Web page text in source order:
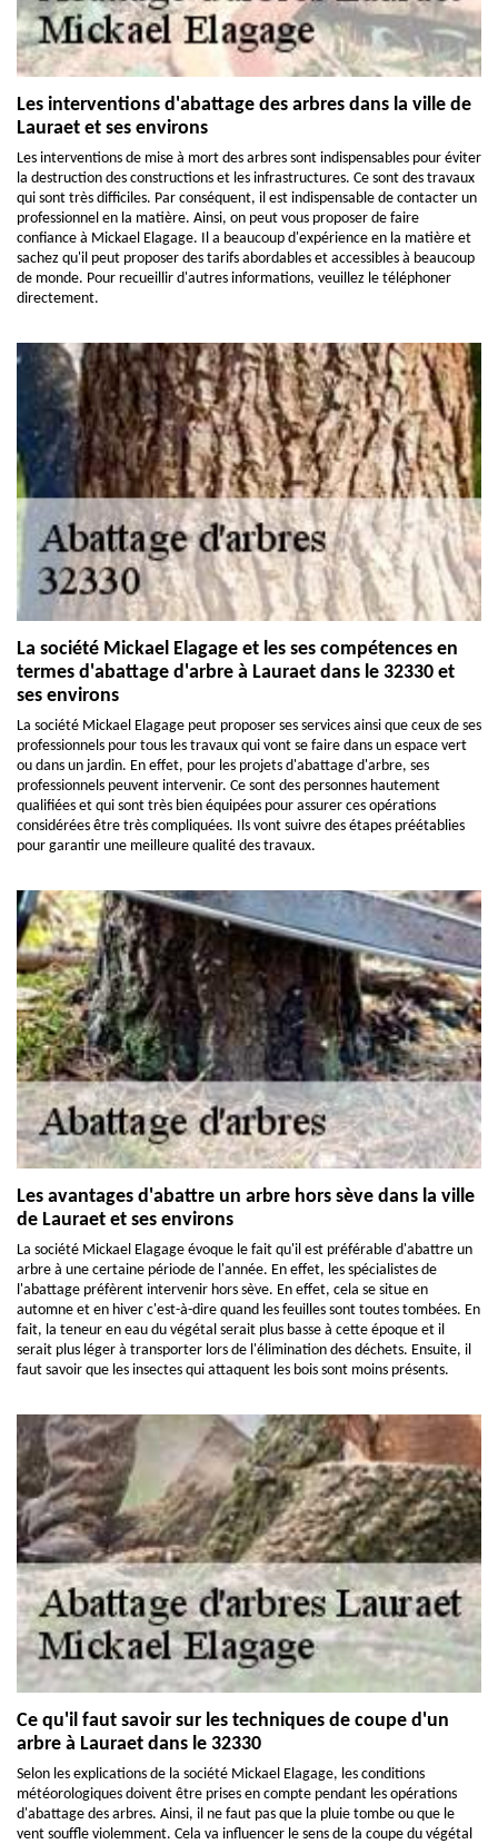
Les interventions d'abattage des arbres dans la ville de
Lauraet et ses environs
Les interventions de mise à mort des arbres sont indispensables pour éviter
la destruction des constructions et les infrastructures. Ce sont des travaux
qui sont très difficiles. Par conséquent, il est indispensable de contacter un
professionnel en la matière. Ainsi, on peut vous proposer de faire
confiance à Mickael Elagage. Il a beaucoup d'expérience en la matière et
sachez qu'il peut proposer des tarifs abordables et accessibles à beaucoup
de monde. Pour recueillir d'autres informations, veuillez le téléphoner
directement.
La société Mickael Elagage et les ses compétences en
termes d'abattage d'arbre à Lauraet dans le 32330 et
ses environs
La société Mickael Elagage peut proposer ses services ainsi que ceux de ses
professionnels pour tous les travaux qui vont se faire dans un espace vert
ou dans un jardin. En effet, pour les projets d'abattage d'arbre, ses
professionnels peuvent intervenir. Ce sont des personnes hautement
qualifiées et qui sont très bien équipées pour assurer ces opérations
considérées être très compliquées. Ils vont suivre des étapes préétablies
pour garantir une meilleure qualité des travaux.
Les avantages d'abattre un arbre hors sève dans la ville
de Lauraet et ses environs
La société Mickael Elagage évoque le fait qu'il est préférable d'abattre un
arbre à une certaine période de l'année. En effet, les spécialistes de
l'abattage préfèrent intervenir hors sève. En effet, cela se situe en
automne et en hiver c'est-à-dire quand les feuilles sont toutes tombées. En
fait, la teneur en eau du végétal serait plus basse à cette époque et il
serait plus léger à transporter lors de l'élimination des déchets. Ensuite, il
faut savoir que les insectes qui attaquent les bois sont moins présents.
Ce qu'il faut savoir sur les techniques de coupe d'un
arbre à Lauraet dans le 32330
Selon les explications de la société Mickael Elagage, les conditions
météorologiques doivent être prises en compte pendant les opérations
d'abattage des arbres. Ainsi, il ne faut pas que la pluie tombe ou que le
vent souffle violemment. Cela va influencer le sens de la coupe du végétal